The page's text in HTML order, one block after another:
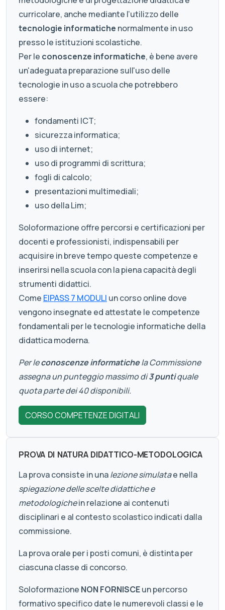
curricolare, anche mediante l’utilizzo delle
tecnologie informatiche normalmente in uso
presso le istituzioni scolastiche.
Per le conoscenze informatiche, è bene avere
un'adeguata preparazione sull'uso delle
tecnologie in uso a scuola che potrebbero
essere:
fondamenti ICT;
sicurezza informatica;
uso di internet;
uso di programmi di scrittura;
fogli di calcolo;
presentazioni multimediali;
uso della Lim;
Soloformazione offre percorsi e certificazioni per
docenti e professionisti, indispensabili per
acquisire in breve tempo queste competenze e
inserirsi nella scuola con la piena capacità degli
strumenti didattici.
Come EIPASS 7 MODULI un corso online dove
vengono insegnate ed attestate le competenze
fondamentali per le tecnologie informatiche della
didattica moderna.
Per leconoscenze informatichela Commissione
assegna un punteggio massimo di3 puntiquale
quota parte dei 40 disponibili.
CORSO COMPETENZE DIGITALI
PROVA DI NATURA DIDATTICO-METODOLOGICA
La prova consiste in unalezione simulatae nella
spiegazione delle scelte didattiche e
metodologichein relazione ai contenuti
disciplinari e al contesto scolastico indicati dalla
commissione.
La prova orale per i posti comuni, è distinta per
ciascuna classe di concorso.
Soloformazione NON FORNISCEun percorso
formativo specifico date le numerevoli classi e le